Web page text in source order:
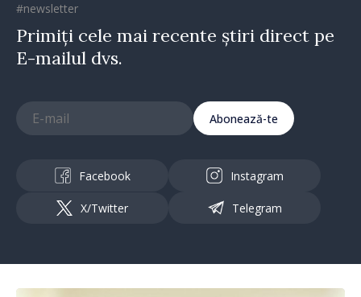
#newsletter
Primiți cele mai recente știri direct pe
E-mailul dvs.
Abonează-te
Facebook Instagram
X/Twitter Telegram